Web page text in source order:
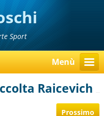
Sport
Menù
Raicevich
Prossimo